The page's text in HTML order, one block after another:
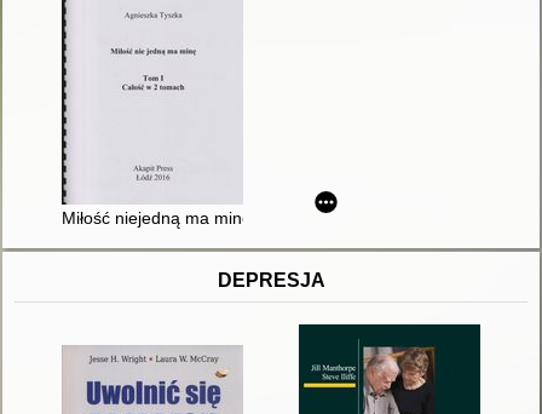
Miłość niejedną ma minę. T. 1
DEPRESJA